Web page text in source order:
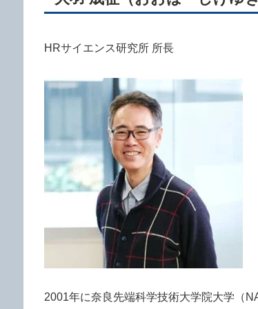
HRサイエンス研究所 所長
2001年に奈良先端科学技術大学院大学（